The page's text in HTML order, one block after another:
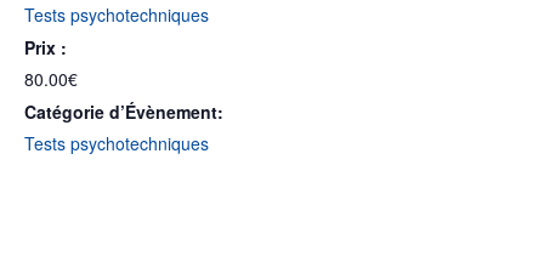
Tests psychotechniques
Prix :
80.00€
Catégorie d’Évènement:
Tests psychotechniques